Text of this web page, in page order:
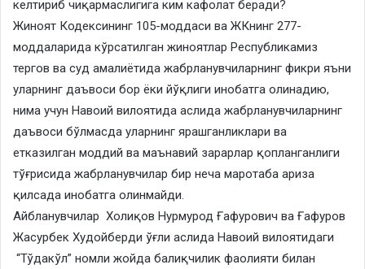
келтириб чиқармаслигига ким кафолат беради?
​Жиноят Кодексининг 105-моддаси ва ЖКнинг 277-
моддаларида кўрсатилган жиноятлар Республикамиз
тергов ва суд амалиётида жабрланувчиларнинг фикри яъни
уларнинг даъвоси бор ёки йўқлиги инобатга олинадию,
нима учун Навоий вилоятида аслида жабрланувчиларнинг
даъвоси бўлмасда уларнинг ярашганликлари ва
етказилган моддий ва маънавий зарарлар қопланганлиги
тўғрисида жабрланувчилар бир неча маротаба ариза
қилсада инобатга олинмайди.
​Айбланувчилар Холиқов Нурмурод Ғафурович ва Ғафуров
Жасурбек Худойберди ўғли аслида Навоий вилоятидаги
“Тўдакўл” номли жойда балиқчилик фаолияти билан